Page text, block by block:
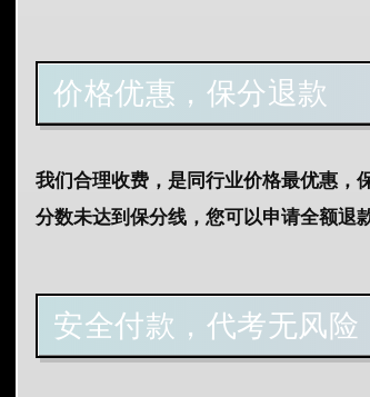
价格优惠，保分退款
我们合理收费，是同行业价格最优惠，
分数未达到保分线，您可以申请全额退
安全付款，代考无风险